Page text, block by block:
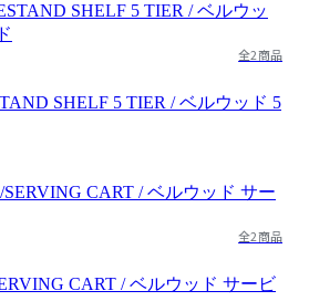
全2商品
SHELF 5 TIER / ベルウッド 5
全2商品
CART / ベルウッド サービ